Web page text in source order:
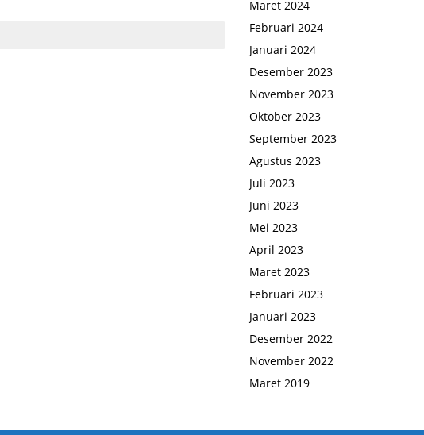
Maret 2024
Februari 2024
Januari 2024
Desember 2023
November 2023
Oktober 2023
September 2023
Agustus 2023
Juli 2023
Juni 2023
Mei 2023
April 2023
Maret 2023
Februari 2023
Januari 2023
Desember 2022
November 2022
Maret 2019